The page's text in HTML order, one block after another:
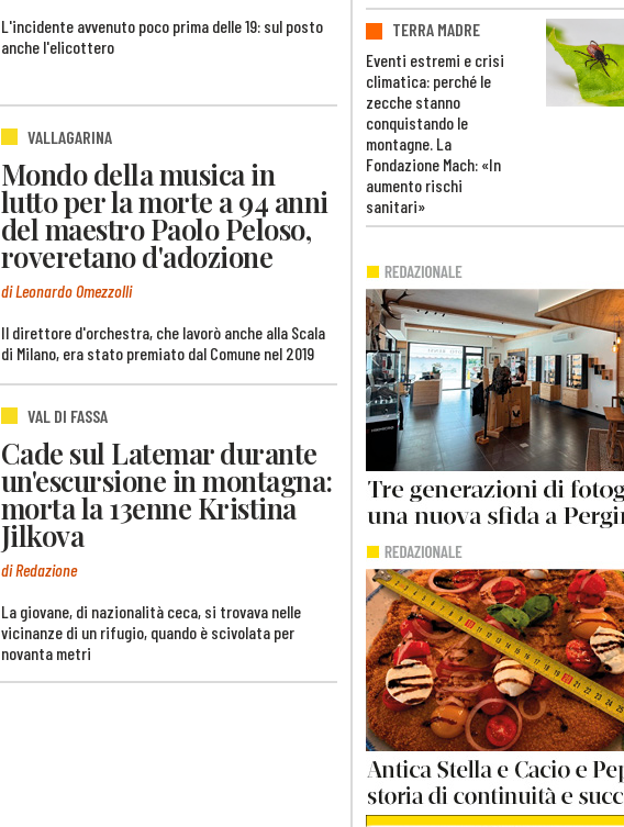
L'incidente avvenuto poco prima delle 19: sul posto
anche l'elicottero
VALLAGARINA
Mondo della musica in
lutto per la morte a 94 anni
del maestro Paolo Peloso,
roveretano d'adozione
di Leonardo Omezzolli
Il direttore d'orchestra, che lavorò anche alla Scala
di Milano, era stato premiato dal Comune nel 2019
VAL DI FASSA
Cade sul Latemar durante
un'escursione in montagna:
morta la 13enne Kristina
Jilkova
di Redazione
La giovane, di nazionalità ceca, si trovava nelle
vicinanze di un rifugio, quando è scivolata per
novanta metri
TERRA MADRE
Eventi estremi e crisi
climatica: perché le
zecche stanno
conquistando le
montagne. La
Fondazione Mach: «In
aumento rischi
sanitari»